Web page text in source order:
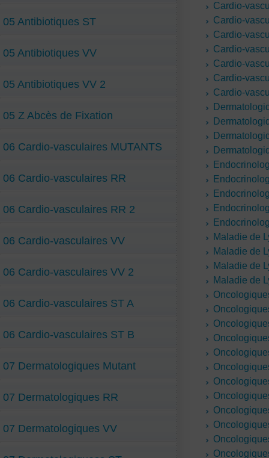
Cardio-
Cardio-
Cardio-
Cardio-
Cardio-
Cardio-
Cardio-
Maladie de
Maladie de
Maladie de
Maladie de
05 Antibiotiques ST
05 Antibiotiques VV
05 Antibiotiques VV 2
05 Z Abcès de Fixation
06 Cardio-vasculaires MUTANTS
06 Cardio-vasculaires RR
06 Cardio-vasculaires RR 2
06 Cardio-vasculaires VV
06 Cardio-vasculaires VV 2
06 Cardio-vasculaires ST A
06 Cardio-vasculaires ST B
07 Dermatologiques Mutant
07 Dermatologiques RR
07 Dermatologiques VV